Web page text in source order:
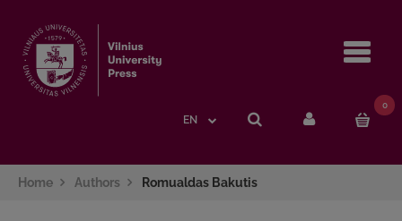
EN
0
Home Authors Romualdas Bakutis